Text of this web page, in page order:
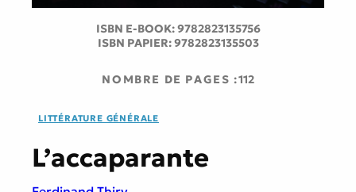
ISBN E-BOOK:9782823135756
ISBN PAPIER:9782823135503
NOMBRE DE PAGES :112
LITTÉRATURE GÉNÉRALE
L’accaparante